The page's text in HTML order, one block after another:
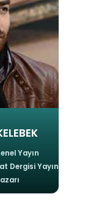
Yayın
Dergisi Yayın